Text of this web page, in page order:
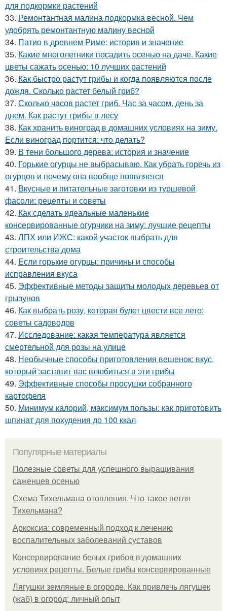
для подкормки растений
33. Ремонтантная малина подкормка весной. Чем
удобрять ремонтантную малину весной
34. Патио в древнем Риме: история и значение
35. Какие многолетники посадить осенью на даче. Какие
цветы сажать осенью: 10 лучших растений
36. Как быстро растут грибы и когда появляются после
дождя. Сколько растет белый гриб?
37. Сколько часов растет гриб. Час за часом, день за
днем. Как растут грибы в лесу
38. Как хранить виноград в домашних условиях на зиму.
Если виноград портится: что делать?
39. В тени большого дерева: история и значение
40. Горькие огурцы не выбрасываю. Как убрать горечь из
огурцов и почему она вообще появляется
41. Вкусные и питательные заготовки из туршевой
фасоли: рецепты и советы
42. Как сделать идеальные маленькие
консервированные огурчики на зиму: лучшие рецепты
43. ЛПХ или ИЖС: какой участок выбрать для
строительства дома
44. Если горькие огурцы: причины и способы
исправления вкуса
45. Эффективные методы защиты молодых деревьев от
грызунов
46. Как выбрать розу, которая будет цвести все лето:
советы садоводов
47. Исследование: какая температура является
смертельной для розы на улице
48. Необычные способы приготовления вешенок: вкус,
который заставит вас влюбиться в эти грибы
49. Эффективные способы просушки собранного
картофеля
50. Минимум калорий, максимум пользы: как приготовить
шпинат для похудения до 100 ккал
Популярные материалы
Полезные советы для успешного выращивания
саженцев осенью
Схема Тихельмана отопления. Что такое петля
Тихельмана?
Аркоксиа: современный подход к лечению
воспалительных заболеваний суставов
Консервирование белых грибов в домашних
условиях рецепты. Белые грибы консервированные
Лягушки земляные в огороде. Как привлечь лягушек
(жаб) в огород: личный опыт